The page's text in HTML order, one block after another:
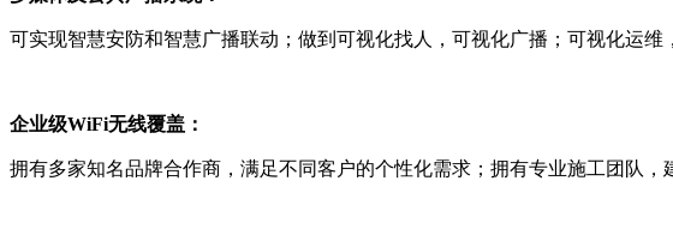
可实现智慧安防和智慧广播联动；做到可视化找人，可视化广播；可视化运
企业级WiFi无线覆盖：
拥有多家知名品牌合作商，满足不同客户的个性化需求；拥有专业施工团队，